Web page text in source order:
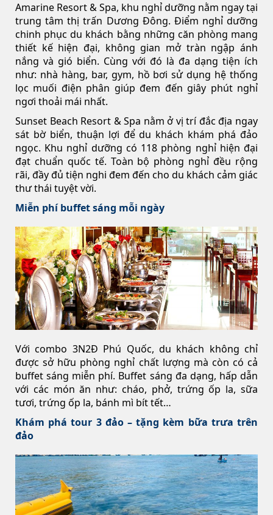
Amarine Resort & Spa, khu nghỉ dưỡng nằm ngay tại
trung tâm thị trấn Dương Đông. Điểm nghỉ dưỡng
chinh phục du khách bằng những căn phòng mang
thiết kế hiện đại, không gian mở tràn ngập ánh
nắng và gió biển. Cùng với đó là đa dạng tiện ích
như: nhà hàng, bar, gym, hồ bơi sử dụng hệ thống
lọc muối điện phân giúp đem đến giây phút nghỉ
ngơi thoải mái nhất.
Sunset Beach Resort & Spa nằm ở vị trí đắc địa ngay
sát bờ biển, thuận lợi để du khách khám phá đảo
ngọc. Khu nghỉ dưỡng có 118 phòng nghỉ hiện đại
đạt chuẩn quốc tế. Toàn bộ phòng nghỉ đều rộng
rãi, đầy đủ tiện nghi đem đến cho du khách cảm giác
thư thái tuyệt vời.
Miễn phí buffet sáng mỗi ngày
Với combo 3N2Đ Phú Quốc, du khách không chỉ
được sở hữu phòng nghỉ chất lượng mà còn có cả
buffet sáng miễn phí. Buffet sáng đa dạng, hấp dẫn
với các món ăn như: cháo, phở, trứng ốp la, sữa
tươi, trứng ốp la, bánh mì bít tết…
Khám phá tour 3 đảo – tặng kèm bữa trưa trên
đảo